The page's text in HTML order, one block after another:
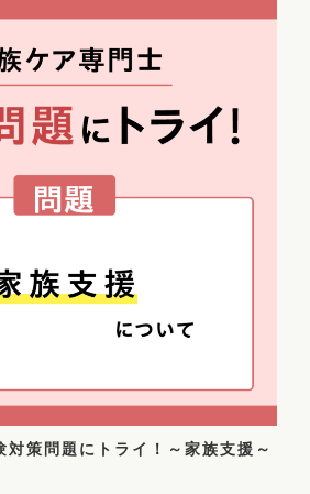
対策問題にトライ！～家族支援～